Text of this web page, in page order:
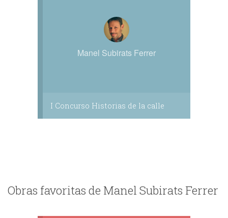
Manel Subirats Ferrer
I Concurso Historias de la calle
Obras favoritas de Manel Subirats Ferrer